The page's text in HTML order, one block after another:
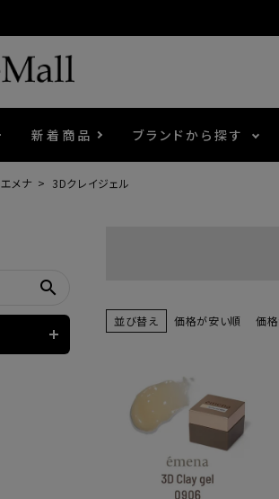
新着商品 ブランドから探す
3Dクレイジェル
ファージェル
ポリッシュ・マニキュア
LEDライト
エメナ 3Dクレイジェル
search
並び替え 価格が安い順 価